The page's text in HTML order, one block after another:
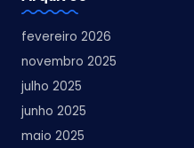
fevereiro 2026
novembro 2025
julho 2025
junho 2025
maio 2025